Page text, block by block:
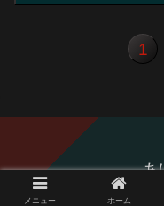
1
あ
Copyright © 2006-2026
メニュー ホーム